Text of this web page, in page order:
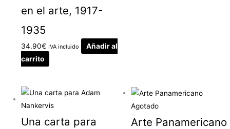
en el arte, 1917-
1935
34.90€ IVA incluido
Añadir al
carrito
Una carta para
Agotado
Arte Panamericano